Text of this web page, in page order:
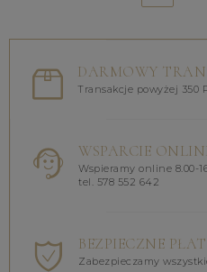
DARMOWY
Transakcje powyżej 350
WSPARCIE
Wspieramy online 8.00-
tel. 578 552 642
BEZPIECZNE
Zabezpieczamy